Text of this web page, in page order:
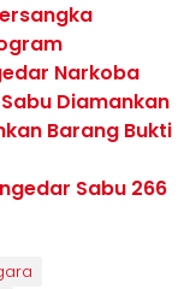
Narkoba
Diamankan
Barang Bukti
Sabu 266